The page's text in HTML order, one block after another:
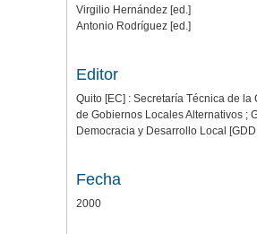
Virgilio Hernández [ed.]
Antonio Rodríguez [ed.]
Editor
Quito [EC] : Secretaría Técnica de la
de Gobiernos Locales Alternativos ;
Democracia y Desarrollo Local
Fecha
2000